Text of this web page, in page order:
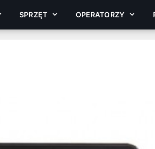
SPRZĘT OPERATORZY